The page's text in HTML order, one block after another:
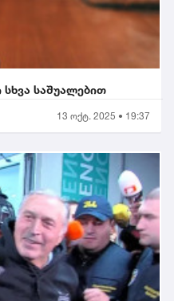
სხვა საშუალებით
13 ოქტ. 2025 • 19:37